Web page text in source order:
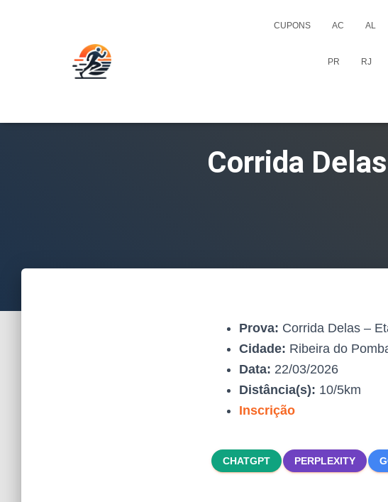
CUPONS AC AL
PR RJ
Corrida
Prova: Corrida Delas –
Cidade: Ribeira do
Data: 22/03/2026
Distância(s): 10/5km
Inscrição
CHATGPT PERPLEXITY